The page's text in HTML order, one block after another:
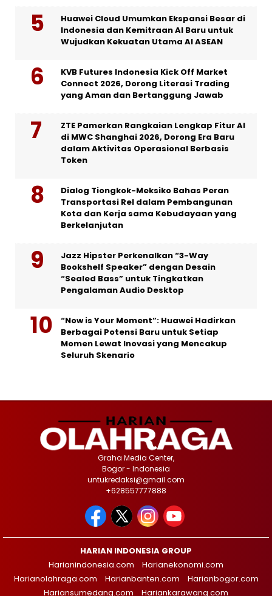
Huawei Cloud Umumkan Ekspansi Besar di
Indonesia dan Kemitraan AI Baru untuk
Wujudkan Kekuatan Utama AI ASEAN
KVB Futures Indonesia Kick Off Market
Connect 2026, Dorong Literasi Trading
yang Aman dan Bertanggung Jawab
ZTE Pamerkan Rangkaian Lengkap Fitur AI
di MWC Shanghai 2026, Dorong Era Baru
dalam Aktivitas Operasional Berbasis
Token
Dialog Tiongkok-Meksiko Bahas Peran
Transportasi Rel dalam Pembangunan
Kota dan Kerja sama Kebudayaan yang
Berkelanjutan
Jazz Hipster Perkenalkan “3-Way
Bookshelf Speaker” dengan Desain
“Sealed Bass” untuk Tingkatkan
Pengalaman Audio Desktop
“Now is Your Moment”: Huawei Hadirkan
Berbagai Potensi Baru untuk Setiap
Momen Lewat Inovasi yang Mencakup
Seluruh Skenario
Graha Media Center,
Bogor - Indonesia
untukredaksi@gmail.com
+628557777888
HARIAN INDONESIA GROUP
Harianindonesia.com
Harianekonomi.com
Harianolahraga.com
Harianbanten.com
Harianbogor.com
Hariansumedang.com
Hariankarawang.com